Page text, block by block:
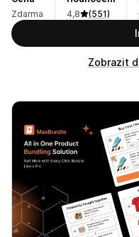
Zdarma
4,8
(551)
Zobrazit